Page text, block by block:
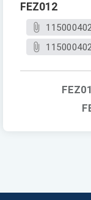
FEZ012